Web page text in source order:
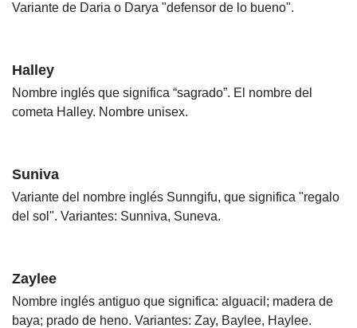
Variante de Daria o Darya "defensor de lo bueno".
Halley
Nombre inglés que significa “sagrado”. El nombre del
cometa Halley. Nombre unisex.
Suniva
Variante del nombre inglés Sunngifu, que significa "regalo
del sol". Variantes: Sunniva, Suneva.
Zaylee
Nombre inglés antiguo que significa: alguacil; madera de
baya; prado de heno. Variantes: Zay, Baylee, Haylee.